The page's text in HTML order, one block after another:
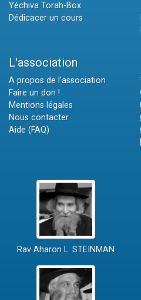
Yéchiva Torah-Box
Dédicacer un cours
L'association
A propos de l'association
Faire un don !
Mentions légales
Nous contacter
Aide (FAQ)
Rav Aharon L. STEINMAN